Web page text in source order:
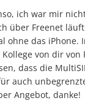
ich war mir
über Freenet
ohne das iPhone.
von dir von
dass die
auch
Angebot, danke!